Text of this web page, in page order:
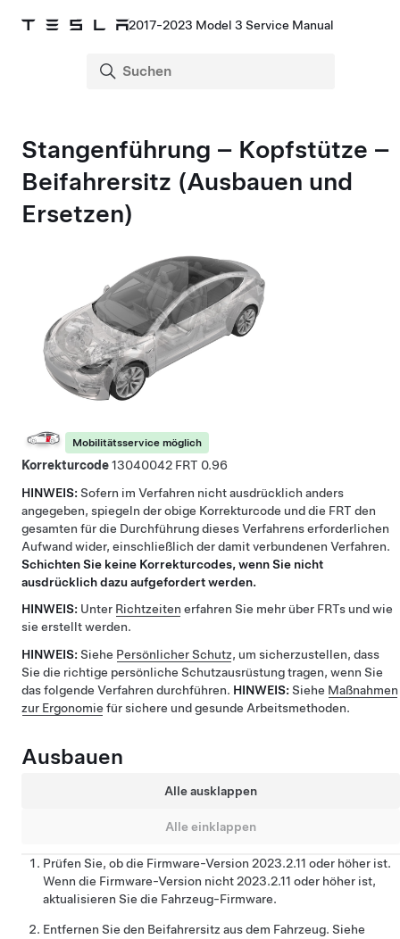
2017-2023 Model 3 Service Manual
Stangenführung – Kopfstütze –
Beifahrersitz (Ausbauen und
Ersetzen)
Mobilitätsservice möglich
Korrekturcode13040042
0.96
HINWEIS: Sofern im Verfahren nicht ausdrücklich anders
angegeben, spiegeln der obige Korrekturcode und die FRT den
gesamten für die Durchführung dieses Verfahrens erforderlichen
Aufwand wider, einschließlich der damit verbundenen Verfahren.
Schichten Sie keine Korrekturcodes, wenn Sie nicht
ausdrücklich dazu aufgefordert werden.
HINWEIS: Unter Richtzeiten erfahren Sie mehr über FRTs und wie
sie erstellt werden.
HINWEIS: Siehe Persönlicher Schutz, um sicherzustellen, dass
Sie die richtige persönliche Schutzausrüstung tragen, wenn Sie
das folgende Verfahren durchführen. HINWEIS: Siehe Maßnahmen
zur Ergonomie für sichere und gesunde Arbeitsmethoden.
Ausbauen
Alle ausklappen
Alle einklappen
Prüfen Sie, ob die Firmware-Version 2023.2.11 oder höher ist.
Wenn die Firmware-Version nicht 2023.2.11 oder höher ist,
aktualisieren Sie die Fahrzeug-Firmware.
Entfernen Sie den Beifahrersitz aus dem Fahrzeug. Siehe